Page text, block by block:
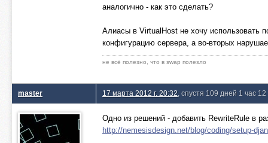
аналогично - как это сделать?
Алиасы в VirtualHost не хочу использовать
конфигурацию сервера, а во-вторых
не всё полезно, что в swap полезло
master 17 марта 2012 г. 20:32 , спустя 109 дней 1 час
Одно из решений - добавить RewriteRule в
http://nemesisdesign.net/blog/coding/setup-